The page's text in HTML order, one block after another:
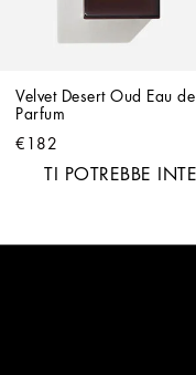
Velvet Desert Oud Eau de
Parfum
€182
TI POTREBBE